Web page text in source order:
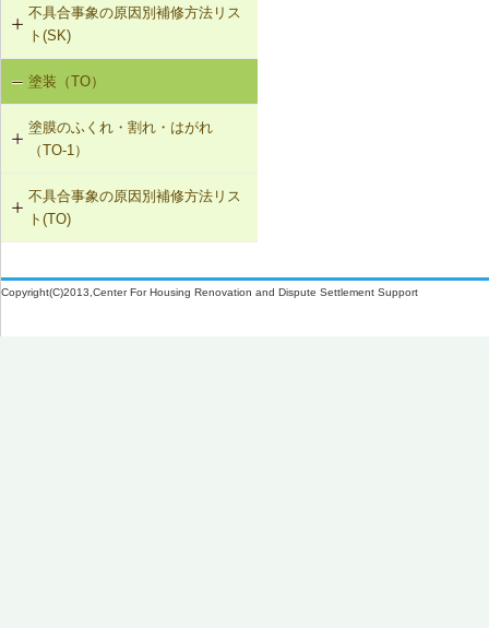
SK-1-001 給排気口の位置の変更
SK-1-002 ダクトの増設
SK-1-004 通気措置を講じた建具へ
の交換
SK-1-003 換気ファンの交換
不具合事象の原因別補修方法リス
ト(SK)
室内空気の汚染（SK-1）
塗装（TO）
塗膜のふくれ・割れ・はがれ
（TO-1）
TO-1-001 外壁の塗料の塗替え(コン
クリート系下地)
下地)
不具合事象の原因別補修方法リス
ト(TO)
1）
Copyright(C)2013,Center For Housing Renovation and Dispute Settlement Support